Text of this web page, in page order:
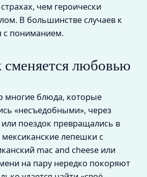
чем героически
В большинстве случаев к
с пониманием.
любовью
многие блюда, которые
«несъедобными», через
поездок превращались в
лепешки с
mac and cheese или
на пару нередко покоряют